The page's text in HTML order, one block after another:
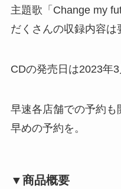
主題歌「Change my
だくさんの収録内容は
CDの発売日は2023年3
早速各店舗での予約
早めの予約を。
▼商品概要